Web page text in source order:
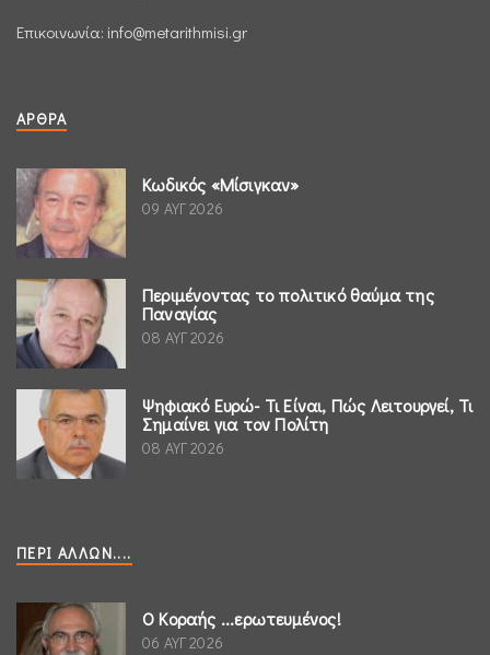
Επικοινωνία: info@metarithmisi.gr
ΆΡΘΡΑ
Κωδικός «Μίσιγκαν»
09 ΑΥΓ 2026
Περιμένοντας το πολιτικό θαύμα της
Παναγίας
08 ΑΥΓ 2026
Ψηφιακό Ευρώ- Τι Είναι, Πώς Λειτουργεί, Τι
Σημαίνει για τον Πολίτη
08 ΑΥΓ 2026
ΠΕΡΊ ΆΛΛΩΝ....
Ο Κοραής ...ερωτευμένος!
06 ΑΥΓ 2026